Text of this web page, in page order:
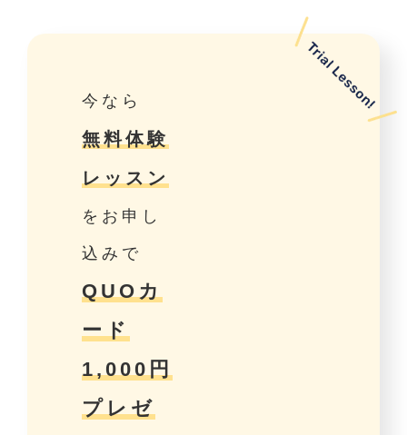
今なら
無料体験
レッスン
をお申し
込みで
QUOカ
ード
1,000円
プレゼ